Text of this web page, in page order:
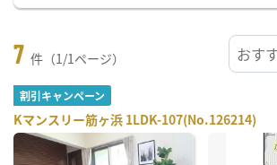
7 件（1/1ページ）
割引キャンペーン
Kマンスリー筋ヶ浜 1LDK-107(No.126214)